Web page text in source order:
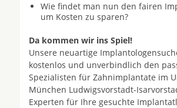
Wie findet man nun den fairen
um Kosten zu sparen?
Da kommen wir ins Spiel!
Unsere neuartige
kostenlos und unverbindlich den
Spezialisten für Zahnimplantate im
München Ludwigsvorstadt-
Experten für Ihre gesuchte